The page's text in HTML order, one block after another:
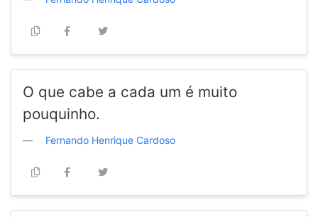
O que cabe a cada um é muito
pouquinho.
Fernando Henrique Cardoso